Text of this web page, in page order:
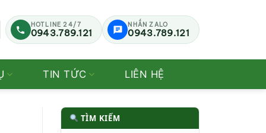
HOTLINE 24/7
0943.789.121
NHẮN ZALO
0943.789.121
TIN TỨC LIÊN HỆ
TÌM KIẾM